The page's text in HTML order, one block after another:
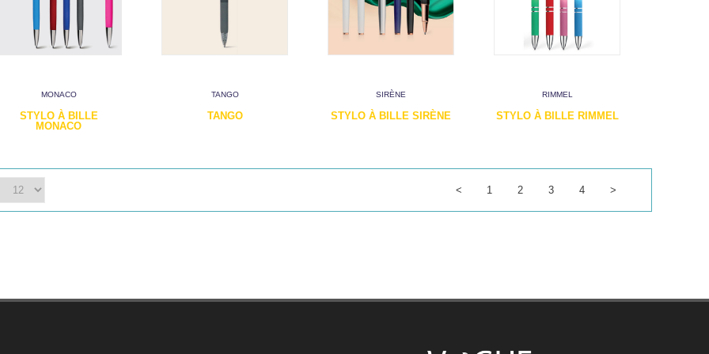
MONACO
STYLO À BILLE
MONACO
TANGO
TANGO
SIRÈNE
STYLO À BILLE SIRÈNE
RIMMEL
STYLO À BILLE RIMMEL
< 1 2 3 4 >